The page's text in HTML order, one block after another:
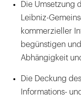
Die Umsetzung
Leibniz-
kommerzieller
begünstigen
Abhängigkeit
Die Deckung
Informations-